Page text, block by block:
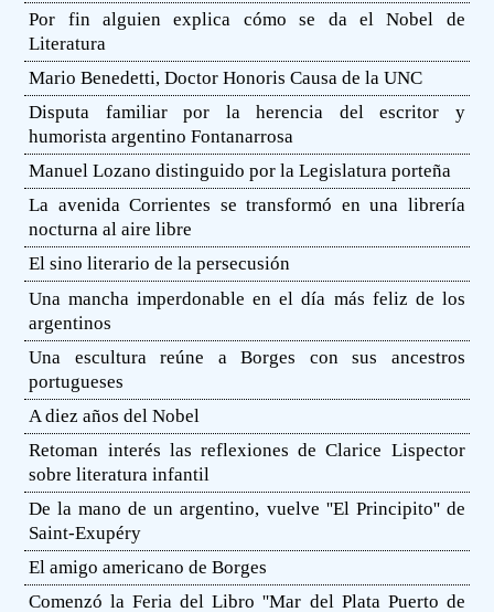
Por fin alguien explica cómo se da el Nobel de
Literatura
Mario Benedetti, Doctor Honoris Causa de la UNC
Disputa familiar por la herencia del escritor y
humorista argentino Fontanarrosa
Manuel Lozano distinguido por la Legislatura porteña
La avenida Corrientes se transformó en una librería
nocturna al aire libre
El sino literario de la persecusión
Una mancha imperdonable en el día más feliz de los
argentinos
Una escultura reúne a Borges con sus ancestros
portugueses
A diez años del Nobel
Retoman interés las reflexiones de Clarice Lispector
sobre literatura infantil
De la mano de un argentino, vuelve ''El Principito'' de
Saint-Exupéry
El amigo americano de Borges
Comenzó la Feria del Libro ''Mar del Plata Puerto de